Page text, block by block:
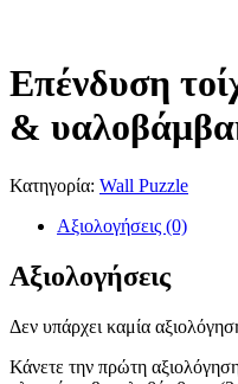
Επένδυση
&
Κατηγορία: Wall Puzzle
Αξιολογήσεις (0)
Αξιολογήσεις
Δεν υπάρχει καμία
Κάνετε την πρώτη